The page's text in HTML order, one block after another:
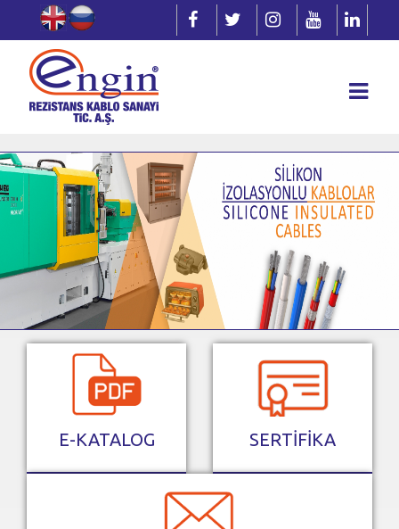
E-KATALOG SERTİFİKA